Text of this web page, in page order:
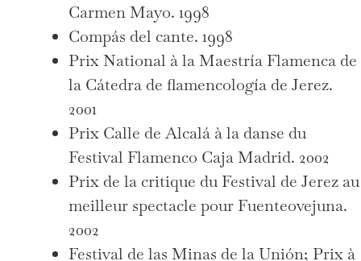
Carmen Mayo. 1998
Compás del cante. 1998
Prix National à la Maestría Flamenca de
la Cátedra de flamencología de Jerez.
2001
Prix Calle de Alcalá à la danse du
Festival Flamenco Caja Madrid. 2002
Prix de la critique du Festival de Jerez au
meilleur spectacle pour Fuenteovejuna.
2002
Festival de las Minas de la Unión; Prix à